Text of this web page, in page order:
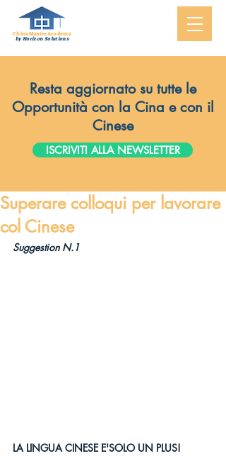
ChinaMasterAcademy
by Horizon Solutions
Resta aggiornato su tutte le
Opportunità con la Cina e con il
Cinese
ISCRIVITI ALLA NEWSLETTER
Superare colloqui per lavorare
col Cinese
Suggestion N.1
LA LINGUA CINESE E'SOLO UN PLUS!